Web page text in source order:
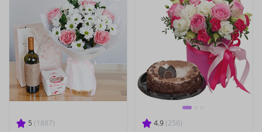
5 (1887) 4.9 (256)